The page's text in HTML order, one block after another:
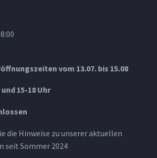
vom 13.07. bis 15.08
15-18 Uhr
die Hinweise zu unserer aktuellen
Sommer 2024